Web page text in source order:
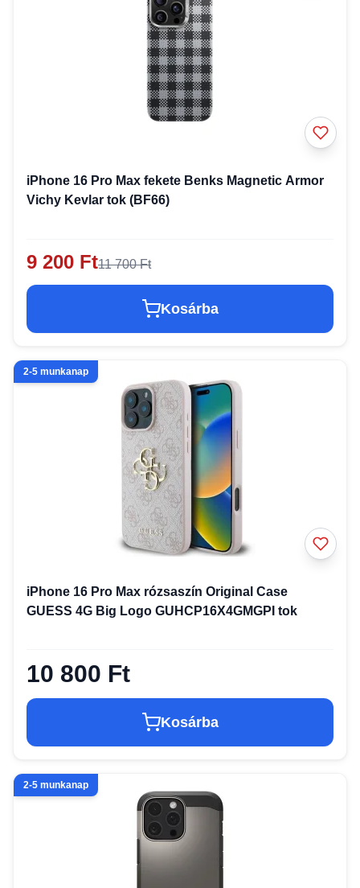
iPhone 16 Pro Max fekete Benks Magnetic Armor
Vichy Kevlar tok (BF66)
9 200 Ft11 700 Ft
Kosárba
2-5 munkanap
iPhone 16 Pro Max rózsaszín Original Case
GUESS 4G Big Logo GUHCP16X4GMGPI tok
10 800 Ft
Kosárba
2-5 munkanap